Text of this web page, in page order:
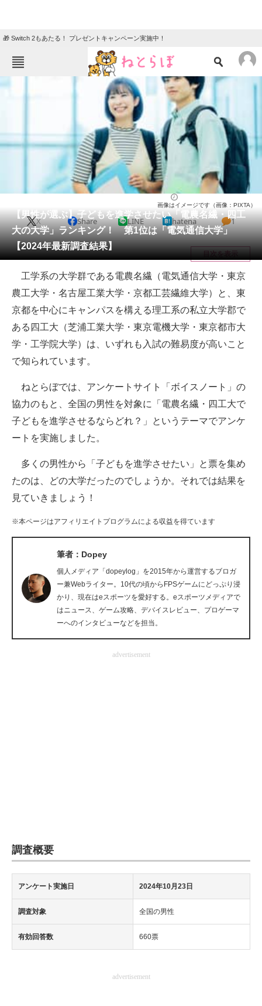
🎁 Switch 2もあたる！ プレゼントキャンペーン実施中！
ニュース
クイズ
グルメ 地域
教育・育児
リサーチ
会員記事
メディア
注目記事を集めた総合ページ
ITの今と未来を見通す
スマホと通信の最新トレンド
進化するPCとデバイスの未来
好きが集まる 比べて選べる
ビジネスと働き方のヒント
企業ITのトレンドを詳説
経営リーダーのコミュニティ
企業向けIT製品の総合サイト
製造業のIT導入・活用を支援
モノづくり技術者専門サイト
エレクトロニクス専門サイト
【男性が選ぶ】子どもを進学させたい「電農名繊・四工
大の大学」ランキング！ 第1位は「電気通信大学」
【2024年最新調査結果】
画像はイメージです（画像：PIXTA）
X Share LINE hatena 1
目次を表示
工学系の大学群である電農名繊（電気通信大学・東京
農工大学・名古屋工業大学・京都工芸繊維大学）と、東
京都を中心にキャンパスを構える理工系の私立大学郡で
ある四工大（芝浦工業大学・東京電機大学・東京都市大
学・工学院大学）は、いずれも入試の難易度が高いこと
で知られています。
ねとらぼでは、アンケートサイト「ボイスノート」の
協力のもと、全国の男性を対象に「電農名繊・四工大で
子どもを進学させるならどれ？」というテーマでアンケ
ートを実施しました。
多くの男性から「子どもを進学させたい」と票を集め
たのは、どの大学だったのでしょうか。それでは結果を
見ていきましょう！
※本ページはアフィリエイトプログラムによる収益を得ています
筆者：Dopey
個人メディア「dopeylog」を2015年から運営するブロガ
ー兼Webライター。10代の頃からFPSゲームにどっぷり浸
かり、現在はeスポーツを愛好する。eスポーツメディアで
はニュース、ゲーム攻略、デバイスレビュー、プロゲーマ
ーへのインタビューなどを担当。
advertisement
調査概要
アンケート実施日 2024年10月23日
調査対象 全国の男性
有効回答数 660票
advertisement